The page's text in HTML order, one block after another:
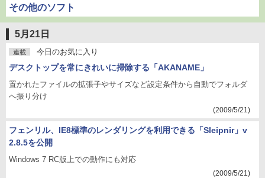
その他のソフト
5月21日
連載 今日のお気に入り
デスクトップを常にきれいに掃除する「AKANAME」
置かれたファイルの拡張子やサイズなど設定条件から自動でフォルダ
へ振り分け
(2009/5/21)
フェンリル、IE8標準のレンダリングを利用できる「Sleipnir」v
2.8.5を公開
Windows 7 RC版上での動作にも対応
(2009/5/21)